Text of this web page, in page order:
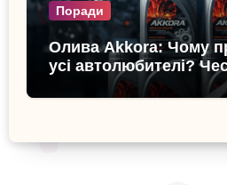
Поради
Олива Akkora: Чому
усі автолюбителі?